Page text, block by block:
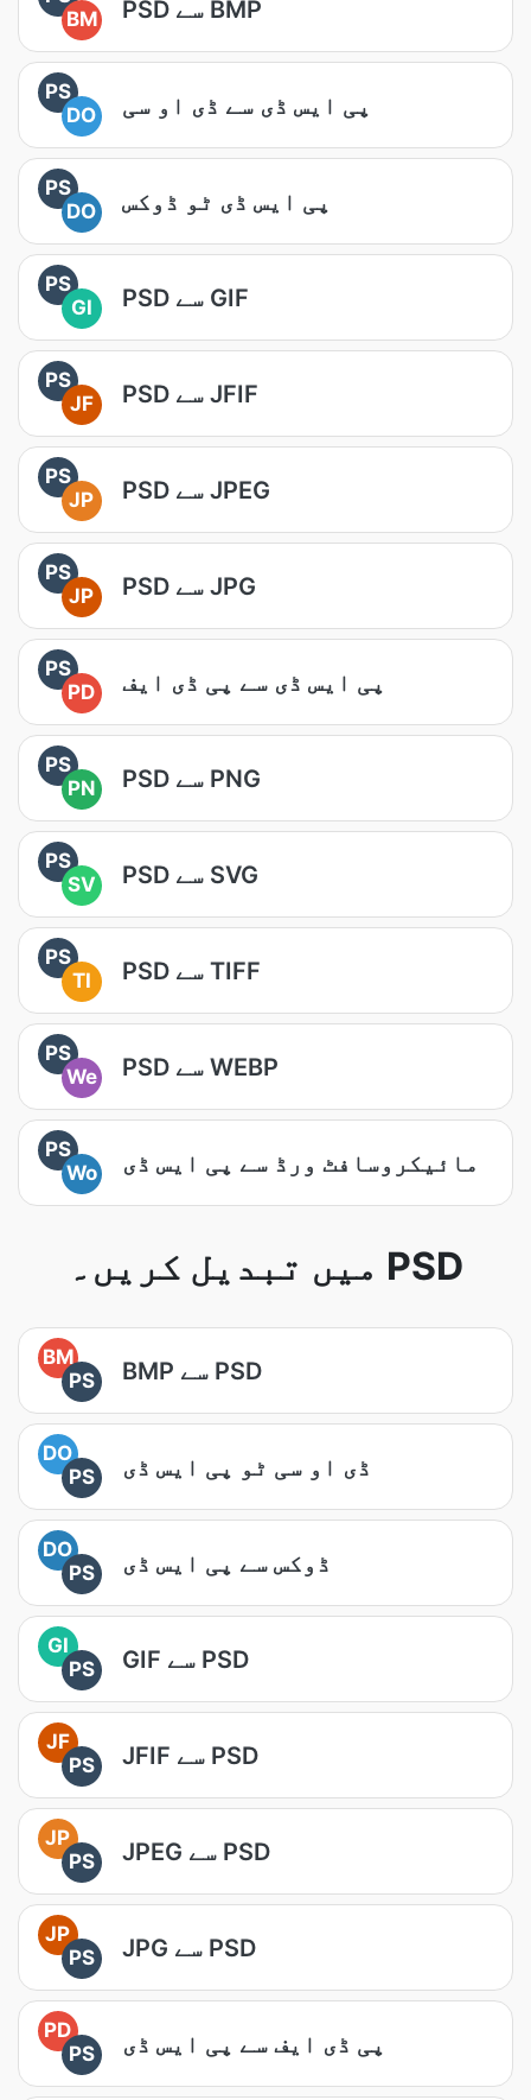
BM
PSD سے BMP
PS
DO
پی ایس ڈی سے ڈی او سی
PS
DO
پی ایس ڈی ٹو ڈوکس
PS
GI
PSD سے GIF
PS
JF
PSD سے JFIF
PS
JP
PSD سے JPEG
PS
JP
PSD سے JPG
PS
PD
پی ایس ڈی سے پی ڈی ایف
PS
PN
PSD سے PNG
PS
SV
PSD سے SVG
PS
TI
PSD سے TIFF
PS
We
PSD سے WEBP
PS
Wo
مائیکروسافٹ ورڈ سے پی ایس ڈی
میں تبدیل کریں۔ PSD
BM
PS
BMP سے PSD
DO
PS
ڈی او سی ٹو پی ایس ڈی
DO
PS
ڈوکس سے پی ایس ڈی
GI
PS
GIF سے PSD
JF
PS
JFIF سے PSD
JP
PS
JPEG سے PSD
JP
PS
JPG سے PSD
PD
PS
پی ڈی ایف سے پی ایس ڈی